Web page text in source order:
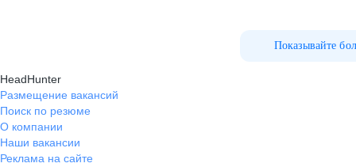
Показывайте
HeadHunter
Размещение вакансий
Поиск по резюме
О компании
Наши вакансии
Реклама на сайте